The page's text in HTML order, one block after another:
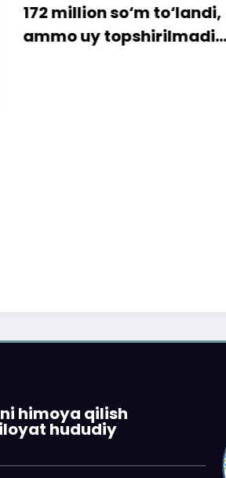
million so‘m to‘landi,
uy topshirilmadi…
himoya qilish
hududiy